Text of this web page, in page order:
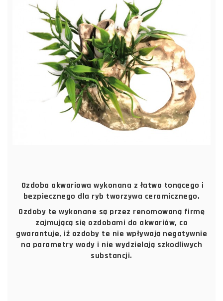
Ozdoba akwariowa wykonana z łatwo tonącego i
bezpiecznego dla ryb tworzywa ceramicznego.
Ozdoby te wykonane są przez renomowaną firmę
zajmującą się ozdobami do akwariów, co
gwarantuje, iż ozdoby te nie wpływają negatywnie
na parametry wody i nie wydzielają szkodliwych
substancji.